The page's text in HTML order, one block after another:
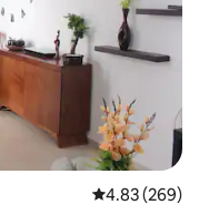
平均评分 4.83
4.83 (269)